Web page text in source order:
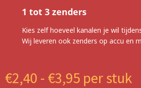
1 tot 3 zenders
Kies zelf hoeveel kanalen je wil
Wij leveren ook zenders op accu en
€2,40 - €3,95 per stuk